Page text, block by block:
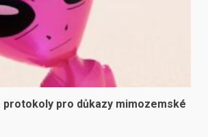
protokoly pro důkazy mimozemské